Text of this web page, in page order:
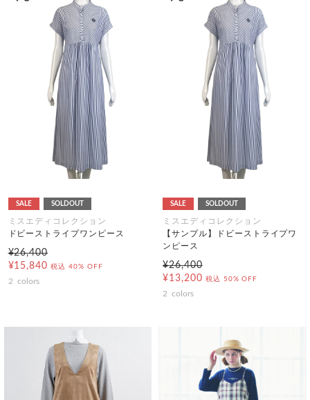
SALE SOLDOUT
ミスエディコレクション
ドビーストライプワンピース
¥26,400
¥15,840 税込 40% OFF
2 colors
SALE SOLDOUT
ミスエディコレクション
【サンプル】ドビーストライプワ
ンピース
¥26,400
¥13,200 税込 50% OFF
2 colors